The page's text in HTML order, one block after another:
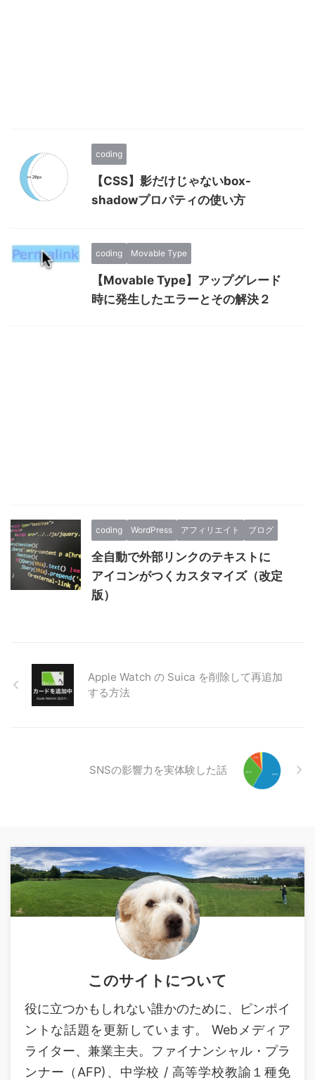
coding
【CSS】影だけじゃないbox-
shadowプロパティの使い方
coding Movable Type
【Movable Type】アップグレード
時に発生したエラーとその解決２
coding WordPress アフィリエイト ブログ
全自動で外部リンクのテキストに
アイコンがつくカスタマイズ（改定
版）
Apple Watch の Suica を削除して再追加
する方法
SNSの影響力を実体験した話
このサイトについて
役に立つかもしれない誰かのために、ピンポイ
ントな話題を更新しています。 Webメディア
ライター、兼業主夫。ファイナンシャル・プラ
ンナー（AFP)、中学校 / 高等学校教諭１種免